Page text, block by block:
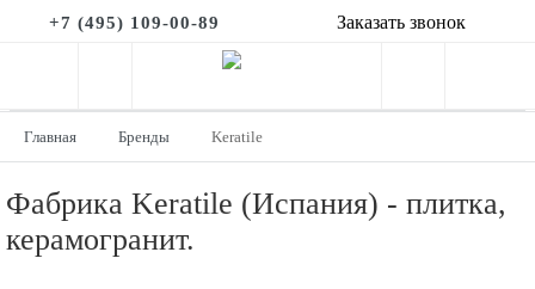
+7 (495) 109-00-89 Заказать звонок
Главная Бренды Keratile
Фабрика Keratile (Испания) - плитка,
керамогранит.